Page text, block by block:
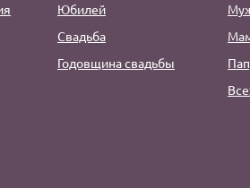
Юбилей
Свадьба
Годовщина свадьбы